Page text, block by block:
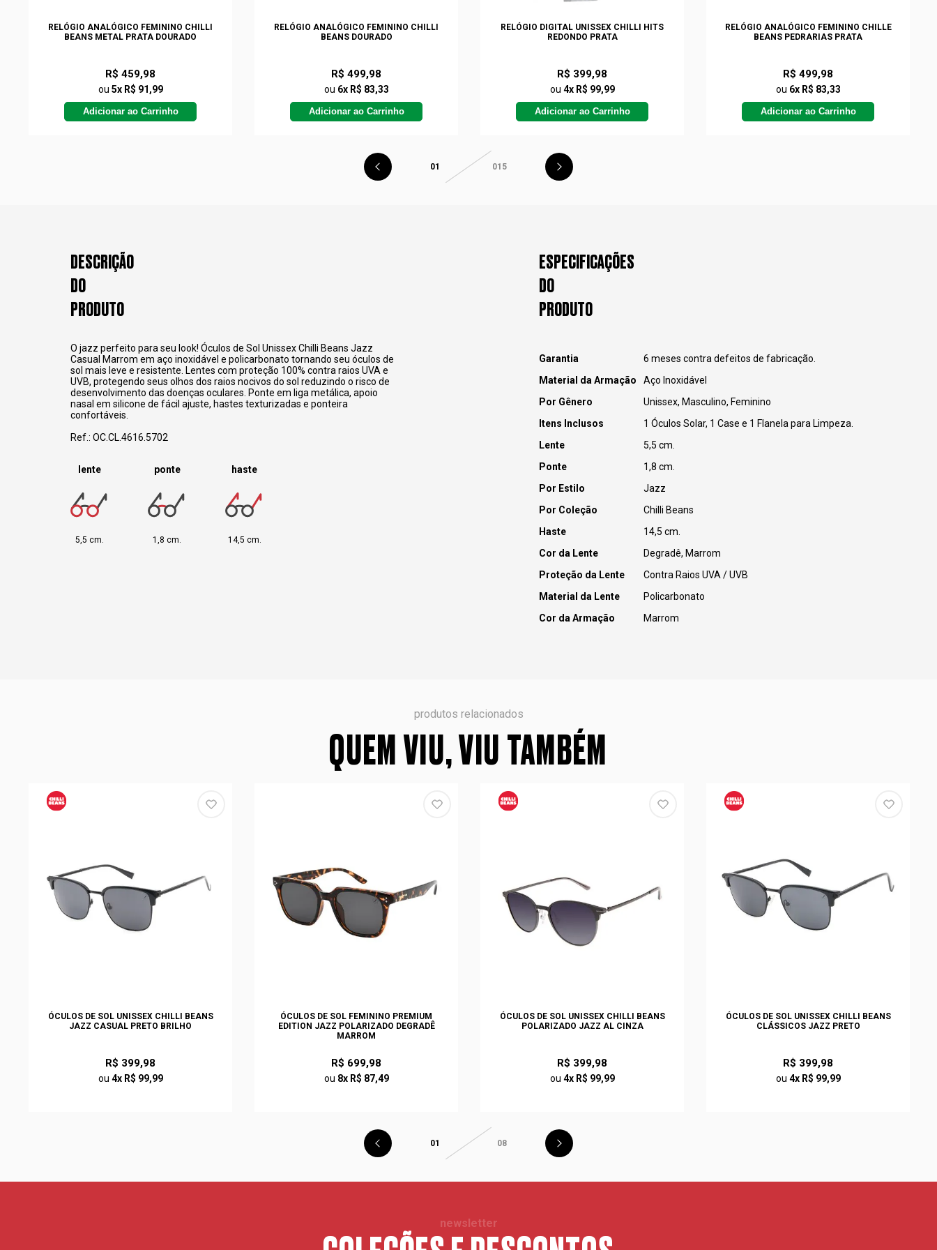
RELÓGIO ANALÓGICO FEMININO CHILLI
BEANS METAL PRATA DOURADO
R$ 459,98
ou 5x R$ 91,99
Adicionar ao Carrinho
RELÓGIO ANALÓGICO FEMININO CHILLI
BEANS DOURADO
R$ 499,98
ou 6x R$ 83,33
Adicionar ao Carrinho
RELÓGIO DIGITAL UNISSEX CHILLI HITS
REDONDO PRATA
R$ 399,98
ou 4x R$ 99,99
Adicionar ao Carrinho
RELÓGIO ANALÓGICO FEMININO CHILLE
BEANS PEDRARIAS PRATA
R$ 499,98
ou 6x R$ 83,33
Adicionar ao Carrinho
01 015
DESCRIÇÃO
DO
PRODUTO
O jazz perfeito para seu look! Óculos de Sol Unissex Chilli Beans Jazz
Casual Marrom em aço inoxidável e policarbonato tornando seu óculos de
sol mais leve e resistente. Lentes com proteção 100% contra raios UVA e
UVB, protegendo seus olhos dos raios nocivos do sol reduzindo o risco de
desenvolvimento das doenças oculares. Ponte em liga metálica, apoio
nasal em silicone de fácil ajuste, hastes texturizadas e ponteira
confortáveis.
Ref.: OC.CL.4616.5702
lente
5,5 cm.
ponte
1,8 cm.
haste
14,5 cm.
ESPECIFICAÇÕES
DO
PRODUTO
Garantia
6 meses contra defeitos de fabricação.
Material da Armação
Aço Inoxidável
Por Gênero
Unissex, Masculino, Feminino
Itens Inclusos
1 Óculos Solar, 1 Case e 1 Flanela para Limpeza.
Lente
5,5 cm.
Ponte
1,8 cm.
Por Estilo
Jazz
Por Coleção
Chilli Beans
Haste
14,5 cm.
Cor da Lente
Degradê, Marrom
Proteção da Lente
Contra Raios UVA / UVB
Material da Lente
Policarbonato
Cor da Armação
Marrom
produtos relacionados
QUEM VIU, VIU TAMBÉM
ÓCULOS DE SOL UNISSEX CHILLI BEANS
JAZZ CASUAL PRETO BRILHO
R$ 399,98
ou 4x R$ 99,99
ÓCULOS DE SOL FEMININO PREMIUM
EDITION JAZZ POLARIZADO DEGRADÊ
MARROM
R$ 699,98
ou 8x R$ 87,49
ÓCULOS DE SOL UNISSEX CHILLI BEANS
POLARIZADO JAZZ AL CINZA
R$ 399,98
ou 4x R$ 99,99
ÓCULOS DE SOL UNISSEX CHILLI BEANS
CLÁSSICOS JAZZ PRETO
R$ 399,98
ou 4x R$ 99,99
01 08
newsletter